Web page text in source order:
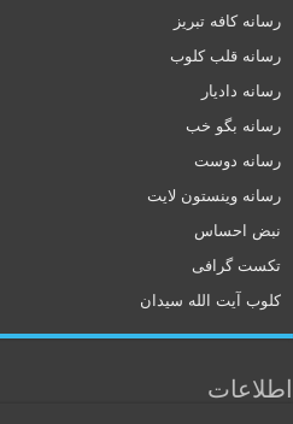
رسانه کافه تبریز
رسانه قلب کلوب
رسانه دادیار
رسانه بگو خب
رسانه دوست
رسانه وینستون لایت
نبض احساس
تکست گرافی
کلوب آیت الله سیدان
اطلاعات